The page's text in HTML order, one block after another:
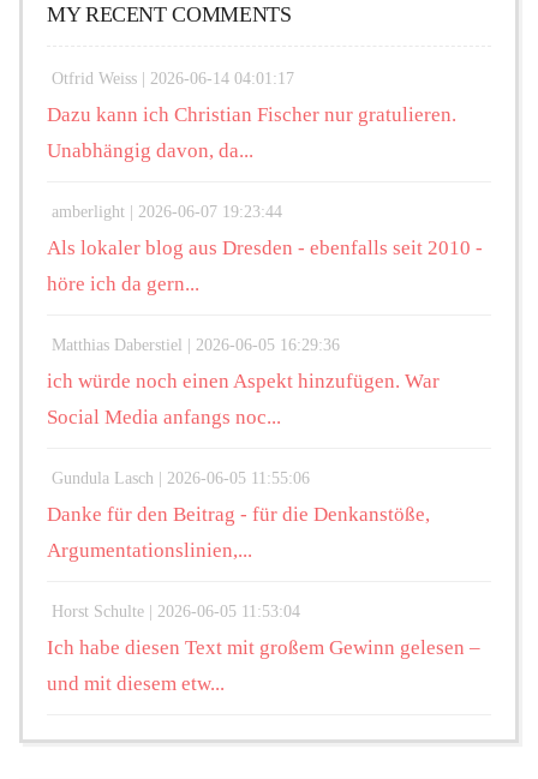
MY RECENT COMMENTS
Otfrid Weiss | 2026-06-14 04:01:17
Dazu kann ich Christian Fischer nur gratulieren.
Unabhängig davon, da...
amberlight | 2026-06-07 19:23:44
Als lokaler blog aus Dresden - ebenfalls seit 2010 -
höre ich da gern...
Matthias Daberstiel | 2026-06-05 16:29:36
ich würde noch einen Aspekt hinzufügen. War
Social Media anfangs noc...
Gundula Lasch | 2026-06-05 11:55:06
Danke für den Beitrag - für die Denkanstöße,
Argumentationslinien,...
Horst Schulte | 2026-06-05 11:53:04
Ich habe diesen Text mit großem Gewinn gelesen –
und mit diesem etw...